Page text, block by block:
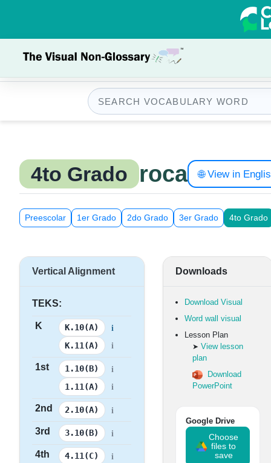
4to Grado roca 🌐 View in
Preescolar 1er Grado 2do Grado 3er Grado 4to Grado
Vertical Alignment
TEKS:
K K.10(A) i
K.11(A) i
1st 1.10(B) i
1.11(A) i
2nd 2.10(A) i
3rd 3.10(B) i
4th 4.11(C) i
Downloads
Download Visual
Word wall visual
Lesson Plan
➤ View lesson
plan
Download
PowerPoint
Google Drive
Choose
files to
save